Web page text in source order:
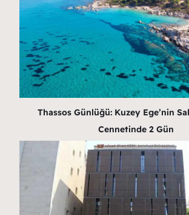
Thassos Günlüğü: Kuzey Ege’nin
Cennetinde 2 Gün